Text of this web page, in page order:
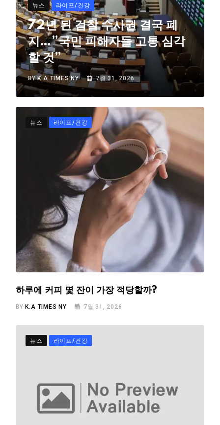
뉴스 라이프/건강
72년 된 검찰 수사권 결국 폐
지…”국민 피해자들 고통 심각
할 것”
BYK.A TIMES NY 7월 31, 2026
뉴스 라이프/건강
하루에 커피 몇 잔이 가장 적당할까?
BYK.A TIMES NY 7월 31, 2026
뉴스 라이프/건강